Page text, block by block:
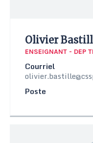
Olivier
ENSEIGNANT - DEP
Courriel
Poste